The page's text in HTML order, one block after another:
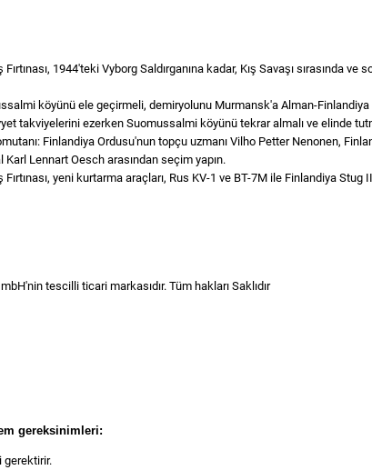
1944'teki Vyborg Saldırganına kadar, Kış Savaşı
köyünü ele geçirmeli, demiryolunu Murmansk'a Alman-
takviyelerini ezerken Suomussalmi köyünü tekrar almalı ve elinde
Finlandiya Ordusu'nun topçu uzmanı Vilho Petter Nenonen,
Karl Lennart Oesch arasından seçim yapın.
yeni kurtarma araçları, Rus KV-1 ve BT-7M ile Finlandiya Stug
tescilli ticari markasıdır. Tüm hakları Saklıdır
gereksinimleri:
gerektirir.